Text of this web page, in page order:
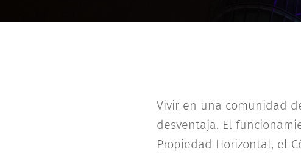
Vivir en una comunidad
desventaja. El
Propiedad Horizontal, el